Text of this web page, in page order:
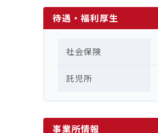
待遇・福利厚生
社会保険
託児所
事業所情報